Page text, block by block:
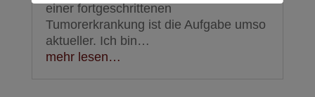
einer fortgeschrittenen
Tumorerkrankung ist die Aufgabe umso
aktueller. Ich bin…
mehr lesen…